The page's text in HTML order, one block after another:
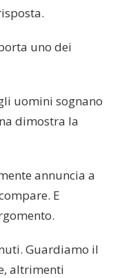
uno dei
uomini sognano
dimostra la
annuncia a
E
Guardiamo il
altrimenti